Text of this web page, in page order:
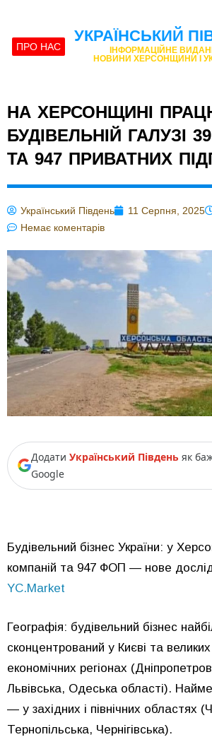
ПРО НАС
УКРАЇНСЬКИЙ
ІНФОРМАЦІЙНЕ
НОВИНИ ХЕРСОНЩИНИ І
НА ХЕРСОНЩИНІ
БУДІВЕЛЬНІЙ ГАЛУЗІ
ТА 947 ПРИВАТНИХ
Український Південь 11 Серпня, 2025
Немає коментарів
Додати Український Південь як
Google
Будівельний бізнес України: у
компаній та 947 ФОП — нове
YC.Market
Географія: будівельний бізнес
сконцентрований у Києві та
економічних регіонах
Львівська, Одеська області).
— у західних і північних областях
Тернопільська, Чернігівська).